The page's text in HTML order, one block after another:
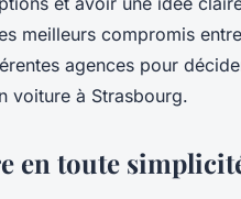
meilleurs compromis
agences pour
voiture à Strasbourg.
en toute